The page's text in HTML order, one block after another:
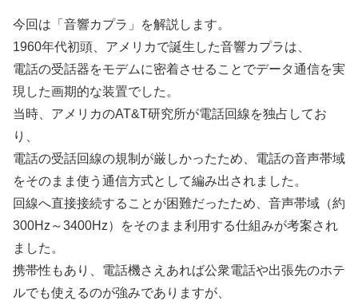
今回は「音響カプラ」を解説します。
1960年代初頭、アメリカで誕生した音響カプラは、
電話の受話器をモデムに密着させることでデータ通信を実
現した画期的な装置でした。
当時、アメリカのAT&T研究所が電話回線を独占してお
り、
電話の受話回線の規制が厳しかったため、電話の音声帯域
をそのまま使う通信方式として編み出されました。
回線へ直接接続することが困難だったため、音声帯域（約
300Hz～3400Hz）をそのまま利用する仕組みが考案され
ました。
携帯性もあり、電話機さえあれば公衆電話や出張先のホテ
ルでも使えるのが強みでありますが、